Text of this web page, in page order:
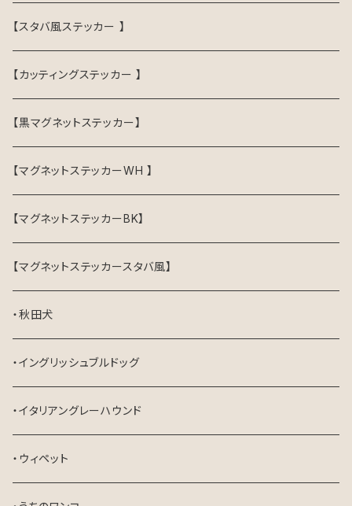
【スタバ風ステッカー 】
【カッティングステッカー 】
【黒マグネットステッカー】
【マグネットステッカーWH 】
【マグネットステッカーBK】
【マグネットステッカースタバ風】
・秋田犬
・イングリッシュブルドッグ
・イタリアングレーハウンド
・ウィペット